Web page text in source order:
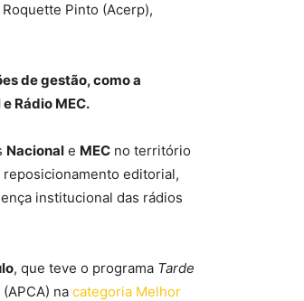
Pinto (Acerp),
de gestão, como a
Rádio MEC.
Nacional e MEC no território
editorial,
institucional das rádios
, que teve o programa Tarde
na categoria Melhor